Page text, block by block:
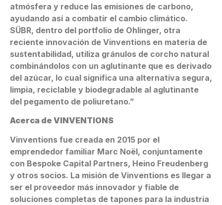
atmósfera y reduce las emisiones de carbono,
ayudando así a combatir el cambio climático.
SÜBR, dentro del portfolio de Ohlinger, otra
reciente innovación de Vinventions en materia de
sustentabilidad, utiliza gránulos de corcho natural
combinándolos con un aglutinante que es derivado
del azúcar, lo cual significa una alternativa segura,
limpia, reciclable y biodegradable al aglutinante
del pegamento de poliuretano.”
Acerca de VINVENTIONS
Vinventions fue creada en 2015 por el
emprendedor familiar Marc Noël, conjuntamente
con Bespoke Capital Partners, Heino Freudenberg
y otros socios. La misión de Vinventions es llegar a
ser el proveedor más innovador y fiable de
soluciones completas de tapones para la industria